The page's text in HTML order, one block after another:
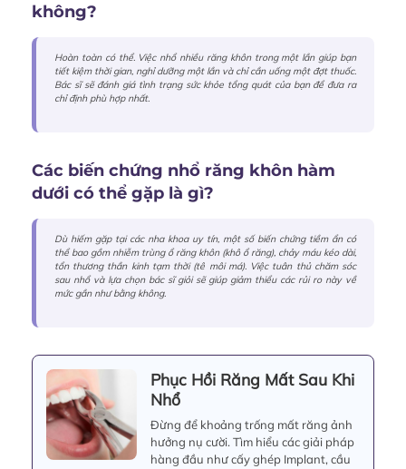
không?
Hoàn toàn có thể. Việc nhổ nhiều răng khôn trong một lần giúp bạn
tiết kiệm thời gian, nghỉ dưỡng một lần và chỉ cần uống một đợt thuốc.
Bác sĩ sẽ đánh giá tình trạng sức khỏe tổng quát của bạn để đưa ra
chỉ định phù hợp nhất.
Các biến chứng nhổ răng khôn hàm
dưới có thể gặp là gì?
Dù hiếm gặp tại các nha khoa uy tín, một số biến chứng tiềm ẩn có
thể bao gồm nhiễm trùng ổ răng khôn (khô ổ răng), chảy máu kéo dài,
tổn thương thần kinh tạm thời (tê môi má). Việc tuân thủ chăm sóc
sau nhổ và lựa chọn bác sĩ giỏi sẽ giúp giảm thiểu các rủi ro này về
mức gần như bằng không.
Phục Hồi Răng Mất Sau Khi
Nhổ
Đừng để khoảng trống mất răng ảnh
hưởng nụ cười. Tìm hiểu các giải pháp
hàng đầu như cấy ghép Implant, cầu